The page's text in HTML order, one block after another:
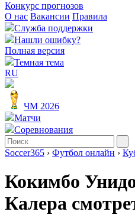
Конкурс прогнозов
О нас Вакансии Правила
Служба поддержки
Нашли ошибку?
Полная версия
Темная тема
RU
ЧМ 2026
Матчи
Соревнования
Soccer365 › Футбол онлайн ›
Кокимбо
Калера